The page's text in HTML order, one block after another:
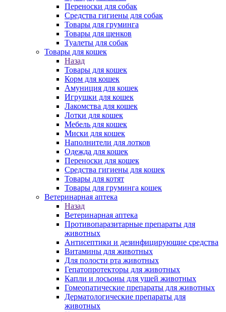
Переноски для собак
Средства гигиены для собак
Товары для груминга
Товары для щенков
Туалеты для собак
Товары для кошек
Назад
Товары для кошек
Корм для кошек
Амуниция для кошек
Игрушки для кошек
Лакомства для кошек
Лотки для кошек
Мебель для кошек
Миски для кошек
Наполнители для лотков
Одежда для кошек
Переноски для кошек
Средства гигиены для кошек
Товары для котят
Товары для груминга кошек
Ветеринарная аптека
Назад
Ветеринарная аптека
Противопаразитарные препараты для
животных
Антисептики и дезинфицирующие средства
Витамины для животных
Для полости рта животных
Гепатопротекторы для животных
Капли и лосьоны для ушей животных
Гомеопатические препараты для животных
Дерматологические препараты для
животных